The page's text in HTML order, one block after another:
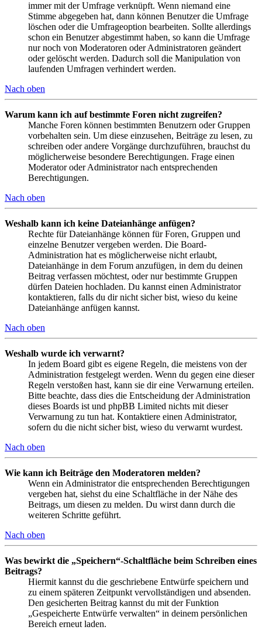
immer mit der Umfrage verknüpft. Wenn niemand eine
Stimme abgegeben hat, dann können Benutzer die Umfrage
löschen oder die Umfrageoption bearbeiten. Sollte allerdings
schon ein Benutzer abgestimmt haben, so kann die Umfrage
nur noch von Moderatoren oder Administratoren geändert
oder gelöscht werden. Dadurch soll die Manipulation von
laufenden Umfragen verhindert werden.
Nach oben
Warum kann ich auf bestimmte Foren nicht zugreifen?
Manche Foren können bestimmten Benutzern oder Gruppen
vorbehalten sein. Um diese einzusehen, Beiträge zu lesen, zu
schreiben oder andere Vorgänge durchzuführen, brauchst du
möglicherweise besondere Berechtigungen. Frage einen
Moderator oder Administrator nach entsprechenden
Berechtigungen.
Nach oben
Weshalb kann ich keine Dateianhänge anfügen?
Rechte für Dateianhänge können für Foren, Gruppen und
einzelne Benutzer vergeben werden. Die Board-
Administration hat es möglicherweise nicht erlaubt,
Dateianhänge in dem Forum anzufügen, in dem du deinen
Beitrag verfassen möchtest, oder nur bestimmte Gruppen
dürfen Dateien hochladen. Du kannst einen Administrator
kontaktieren, falls du dir nicht sicher bist, wieso du keine
Dateianhänge anfügen kannst.
Nach oben
Weshalb wurde ich verwarnt?
In jedem Board gibt es eigene Regeln, die meistens von der
Administration festgelegt werden. Wenn du gegen eine dieser
Regeln verstoßen hast, kann sie dir eine Verwarnung erteilen.
Bitte beachte, dass dies die Entscheidung der Administration
dieses Boards ist und phpBB Limited nichts mit dieser
Verwarnung zu tun hat. Kontaktiere einen Administrator,
sofern du die nicht sicher bist, wieso du verwarnt wurdest.
Nach oben
Wie kann ich Beiträge den Moderatoren melden?
Wenn ein Administrator die entsprechenden Berechtigungen
vergeben hat, siehst du eine Schaltfläche in der Nähe des
Beitrags, um diesen zu melden. Du wirst dann durch die
weiteren Schritte geführt.
Nach oben
Was bewirkt die „Speichern“-Schaltfläche beim Schreiben eines
Beitrags?
Hiermit kannst du die geschriebene Entwürfe speichern und
zu einem späteren Zeitpunkt vervollständigen und absenden.
Den gesicherten Beitrag kannst du mit der Funktion
„Gespeicherte Entwürfe verwalten“ in deinem persönlichen
Bereich erneut laden.